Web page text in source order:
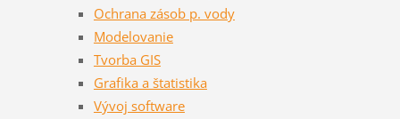
Ochrana zásob p. vody
Modelovanie
Tvorba GIS
Grafika a štatistika
Vývoj software